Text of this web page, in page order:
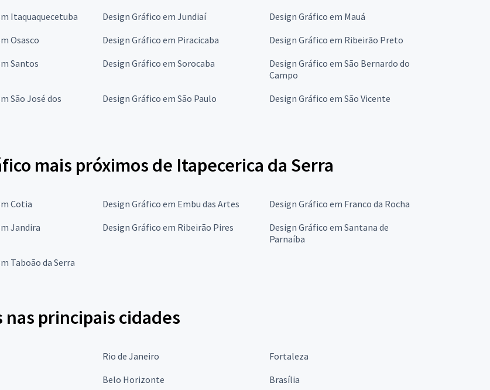
Itaquaquecetuba Design Gráfico em Jundiaí
Design Gráfico em Mauá
Osasco Design Gráfico em Piracicaba
Design Gráfico em Ribeirão Preto
Santos Design Gráfico em Sorocaba
Design Gráfico em São Bernardo do
Campo
São José dos
Design Gráfico em São Paulo Design Gráfico em São Vicente
mais próximos de Itapecerica da Serra
Cotia Design Gráfico em Embu das Artes
Design Gráfico em Franco da Rocha
Jandira Design Gráfico em Ribeirão Pires
Design Gráfico em Santana de
Parnaíba
Taboão da Serra
principais cidades
Rio de Janeiro
Fortaleza
Belo Horizonte Brasília